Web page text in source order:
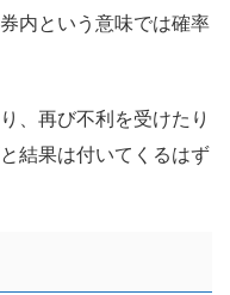
内という意味では確率
、再び不利を受けたり
結果は付いてくるはず